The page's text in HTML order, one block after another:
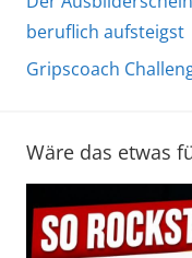
beruflich aufsteigst
Gripscoach
Wäre das etwas